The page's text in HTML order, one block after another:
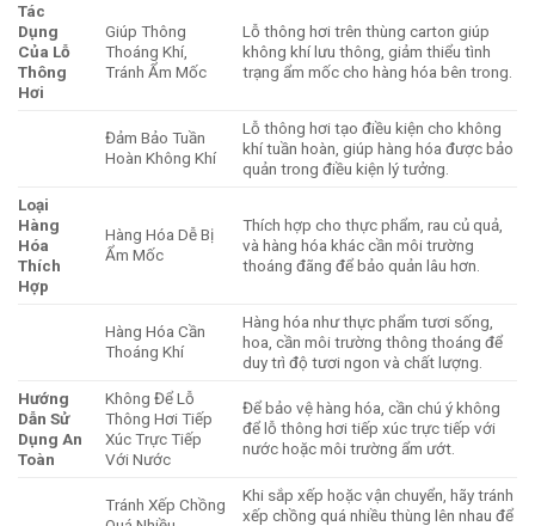
Tác
Dụng
Của Lỗ
Thông
Hơi
Giúp Thông
Thoáng Khí,
Tránh Ẩm Mốc
Lỗ thông hơi trên thùng carton giúp
không khí lưu thông, giảm thiểu tình
trạng ẩm mốc cho hàng hóa bên trong.
Đảm Bảo Tuần
Hoàn Không Khí
Lỗ thông hơi tạo điều kiện cho không
khí tuần hoàn, giúp hàng hóa được bảo
quản trong điều kiện lý tưởng.
Loại
Hàng
Hóa
Thích
Hợp
Hàng Hóa Dễ Bị
Ẩm Mốc
Thích hợp cho thực phẩm, rau củ quả,
và hàng hóa khác cần môi trường
thoáng đãng để bảo quản lâu hơn.
Hàng Hóa Cần
Thoáng Khí
Hàng hóa như thực phẩm tươi sống,
hoa, cần môi trường thông thoáng để
duy trì độ tươi ngon và chất lượng.
Hướng
Dẫn Sử
Dụng An
Toàn
Không Để Lỗ
Thông Hơi Tiếp
Xúc Trực Tiếp
Với Nước
Để bảo vệ hàng hóa, cần chú ý không
để lỗ thông hơi tiếp xúc trực tiếp với
nước hoặc môi trường ẩm ướt.
Tránh Xếp Chồng
Khi sắp xếp hoặc vận chuyển, hãy tránh
xếp chồng quá nhiều thùng lên nhau để